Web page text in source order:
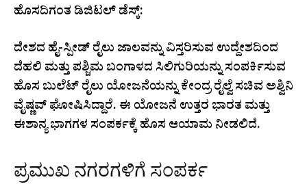
ಹೊಸದಿಗಂತ ಡಿಜಿಟಲ್ ಡೆಸ್ಕ್:
ದೇಶದ ಹೈ-ಸ್ಪೀಡ್ ರೈಲು ಜಾಲವನ್ನು ವಿಸ್ತರಿಸುವ ಉದ್ದೇಶದಿಂದ
ದೆಹಲಿ ಮತ್ತು ಪಶ್ಚಿಮ ಬಂಗಾಳದ ಸಿಲಿಗುರಿಯನ್ನು ಸಂಪರ್ಕಿಸುವ
ಹೊಸ ಬುಲೆಟ್ ರೈಲು ಯೋಜನೆಯನ್ನು ಕೇಂದ್ರ ರೈಲ್ವೆ ಸಚಿವ ಅಶ್ವಿನಿ
ವೈಷ್ಣವ್ ಘೋಷಿಸಿದ್ದಾರೆ. ಈ ಯೋಜನೆ ಉತ್ತರ ಭಾರತ ಮತ್ತು
ಈಶಾನ್ಯ ಭಾಗಗಳ ಸಂಪರ್ಕಕ್ಕೆ ಹೊಸ ಆಯಾಮ ನೀಡಲಿದೆ.
ಪ್ರಮುಖ ನಗರಗಳಿಗೆ ಸಂಪರ್ಕ